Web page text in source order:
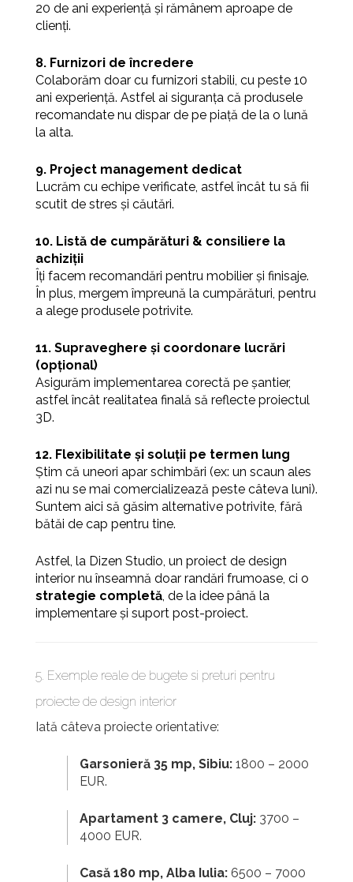
20 de ani experiență și rămânem aproape de
clienți.
8. Furnizori de încredere
Colaborăm doar cu furnizori stabili, cu peste 10
ani experiență. Astfel ai siguranța că produsele
recomandate nu dispar de pe piață de la o lună
la alta.
9. Project management dedicat
Lucrăm cu echipe verificate, astfel încât tu să fii
scutit de stres și căutări.
10. Listă de cumpărături & consiliere la
achiziții
Îți facem recomandări pentru mobilier și finisaje.
În plus, mergem împreună la cumpărături, pentru
a alege produsele potrivite.
11. Supraveghere și coordonare lucrări
(opțional)
Asigurăm implementarea corectă pe șantier,
astfel încât realitatea finală să reflecte proiectul
3D.
12. Flexibilitate și soluții pe termen lung
Știm că uneori apar schimbări (ex: un scaun ales
azi nu se mai comercializează peste câteva luni).
Suntem aici să găsim alternative potrivite, fără
bătăi de cap pentru tine.
Astfel, la Dizen Studio, un proiect de design
interior nu înseamnă doar randări frumoase, ci o
strategie completă, de la idee până la
implementare și suport post-proiect.
5. Exemple reale de bugete si preturi pentru
proiecte de design interior
Iată câteva proiecte orientative:
Garsonieră 35 mp, Sibiu:1800 – 2000
EUR.
Apartament 3 camere, Cluj:3700 –
4000 EUR.
Casă 180 mp, Alba Iulia:6500 – 7000